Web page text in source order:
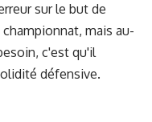
sur le but de
mais au-
c'est qu'il
défensive.